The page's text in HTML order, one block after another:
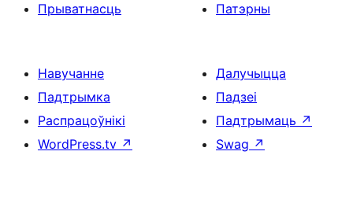
Прыватнасць
Патэрны
Навучанне
Падтрымка
Распрацоўнікі
WordPress.tv ↗
Далучыцца
Падзеі
Падтрымаць ↗
Swag ↗